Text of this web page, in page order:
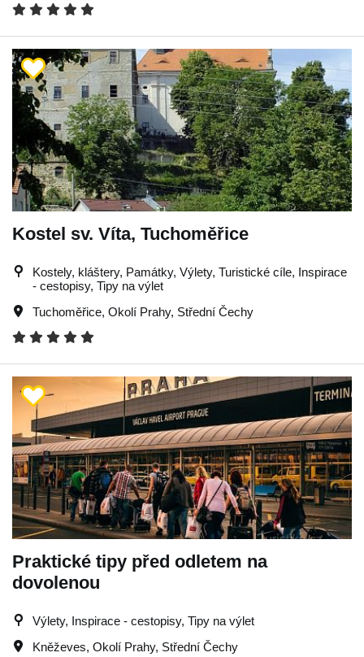
Kostel sv. Víta, Tuchoměřice
Kostely, kláštery, Památky, Výlety, Turistické cíle, Inspirace
- cestopisy, Tipy na výlet
Tuchoměřice, Okolí Prahy, Střední Čechy
Praktické tipy před odletem na
dovolenou
Výlety, Inspirace - cestopisy, Tipy na výlet
Kněževes, Okolí Prahy, Střední Čechy